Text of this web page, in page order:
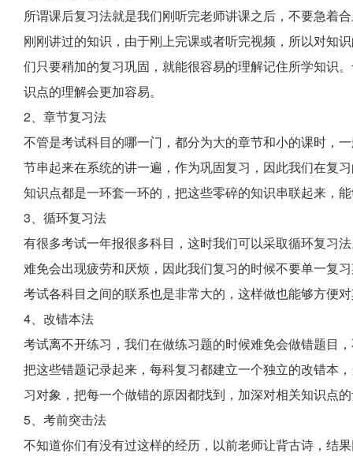
所谓课后复习法就是我们刚听完老师讲课之后，不要急着
刚刚讲过的知识，由于刚上完课或者听完视频，所以对知
们只要稍加的复习巩固，就能很容易的理解记住所学知识
识点的理解会更加容易。
2、章节复习法
不管是考试科目的哪一门，都分为大的章节和小的课时，
节串起来在系统的讲一遍，作为巩固复习，因此我们在复
知识点都是一环套一环的，把这些零碎的知识串联起来，
3、循环复习法
有很多考试一年报很多科目，这时我们可以采取循环复习
难免会出现疲劳和厌烦，因此我们复习的时候不要单一复
考试各科目之间的联系也是非常大的，这样做也能够方便
4、改错本法
考试离不开练习，我们在做练习题的时候难免会做错题目
把这些错题记录起来，每科复习都建立一个独立的改错本
习对象，把每一个做错的原因都找到，加深对相关知识点
5、考前突击法
不知道你们有没有过这样的经历，以前老师让背古诗，结